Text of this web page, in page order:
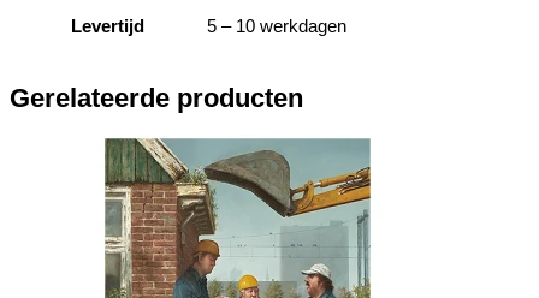
Levertijd 5 – 10 werkdagen
Gerelateerde producten